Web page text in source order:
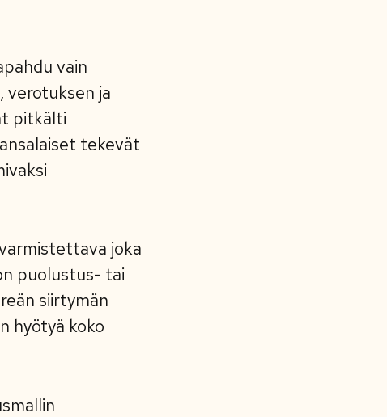
vain
verotuksen ja
pitkälti
tekevät
joka
puolustus- tai
siirtymän
hyötyä koko